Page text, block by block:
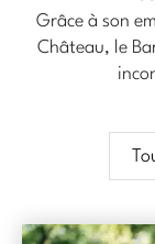
Grâce à son
Château, le